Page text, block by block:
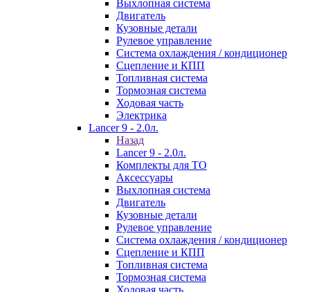
Выхлопная система
Двигатель
Кузовные детали
Рулевое управление
Система охлаждения / кондиционер
Сцепление и КПП
Топливная система
Тормозная система
Ходовая часть
Электрика
Lancer 9 - 2.0л.
Назад
Lancer 9 - 2.0л.
Комплекты для ТО
Аксессуары
Выхлопная система
Двигатель
Кузовные детали
Рулевое управление
Система охлаждения / кондиционер
Сцепление и КПП
Топливная система
Тормозная система
Ходовая часть